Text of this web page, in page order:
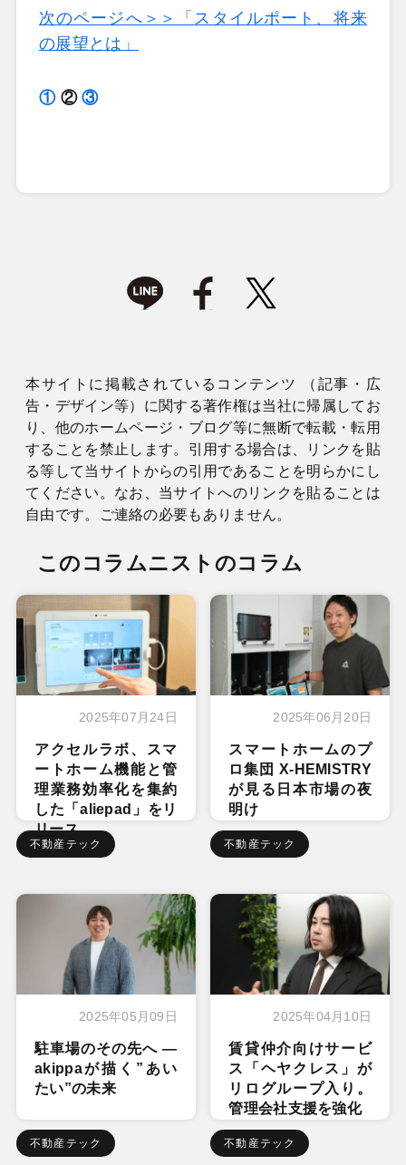
次のページへ＞＞「スタイルポート、将来
の展望とは」
①②③
本サイトに掲載されているコンテンツ （記事・広
告・デザイン等）に関する著作権は当社に帰属してお
り、他のホームページ・ブログ等に無断で転載・転用
することを禁止します。引用する場合は、リンクを貼
る等して当サイトからの引用であることを明らかにし
てください。なお、当サイトへのリンクを貼ることは
自由です。ご連絡の必要もありません。
このコラムニストのコラム
2025年07月24日
アクセルラボ、スマ
ートホーム機能と管
理業務効率化を集約
した「aliepad」をリ
リース
不動産テック
2025年06月20日
スマートホームのプ
ロ集団 X-HEMISTRY
が見る日本市場の夜
明け
不動産テック
2025年05月09日
駐車場のその先へ ―
akippaが描く”あい
たい”の未来
不動産テック
2025年04月10日
賃貸仲介向けサービ
ス「ヘヤクレス」が
リログループ入り。
管理会社支援を強化
不動産テック